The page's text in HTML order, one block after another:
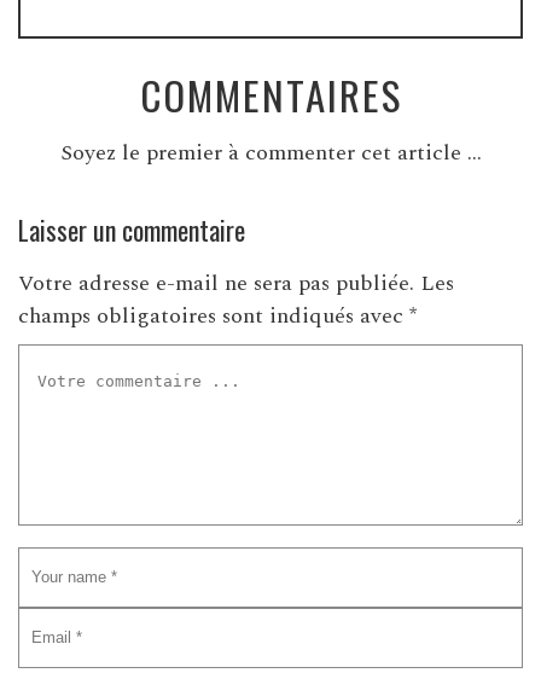
COMMENTAIRES
Soyez le premier à commenter cet article ...
Laisser un commentaire
Votre adresse e-mail ne sera pas publiée. Les
champs obligatoires sont indiqués avec *